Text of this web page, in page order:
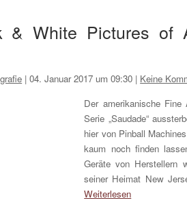
& White Pictures of
|04. Januar 2017 um 09:30 | Keine
Der amerikanische
Serie „Saudade“
hier von Pinball
kaum noch finden
Geräte von Herstellern
seiner Heimat New
Weiterlesen